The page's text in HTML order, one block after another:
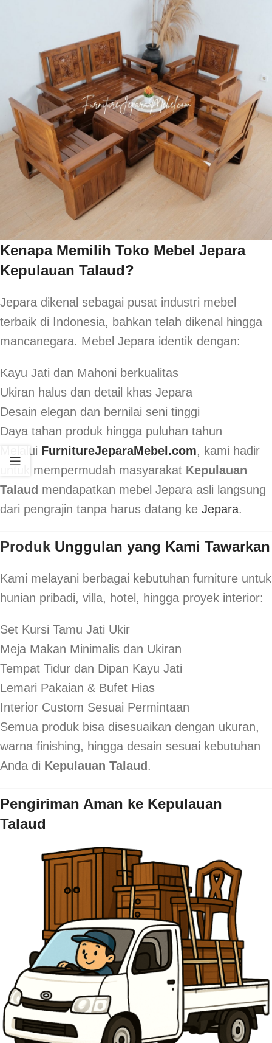
Kenapa Memilih Toko Mebel Jepara
Kepulauan Talaud?
Jepara dikenal sebagai pusat industri mebel
terbaik di Indonesia, bahkan telah dikenal hingga
mancanegara. Mebel Jepara identik dengan:
Kayu Jati dan Mahoni berkualitas
Ukiran halus dan detail khas Jepara
Desain elegan dan bernilai seni tinggi
Daya tahan produk hingga puluhan tahun
Melalui FurnitureJeparaMebel.com, kami hadir
untuk mempermudah masyarakat Kepulauan
Talaud mendapatkan mebel Jepara asli langsung
dari pengrajin tanpa harus datang ke Jepara.
Produk Unggulan yang Kami Tawarkan
Kami melayani berbagai kebutuhan furniture untuk
hunian pribadi, villa, hotel, hingga proyek interior:
Set Kursi Tamu Jati Ukir
Meja Makan Minimalis dan Ukiran
Tempat Tidur dan Dipan Kayu Jati
Lemari Pakaian & Bufet Hias
Interior Custom Sesuai Permintaan
Semua produk bisa disesuaikan dengan ukuran,
warna finishing, hingga desain sesuai kebutuhan
Anda di Kepulauan Talaud .
Pengiriman Aman ke Kepulauan
Talaud